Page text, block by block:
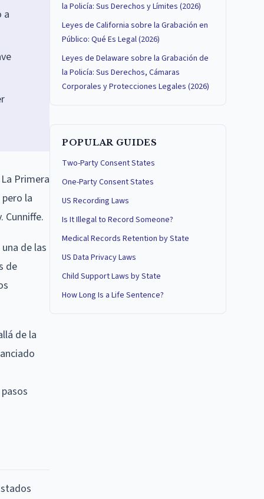
a
Primera
la
Cunniffe.
de las
de
de la
la Policía: Sus Derechos y Límites (2026)
Leyes de California sobre la Grabación en
Público: Qué Es Legal (2026)
Leyes de Delaware sobre la Grabación de
la Policía: Sus Derechos, Cámaras
Corporales y Protecciones Legales (2026)
POPULAR GUIDES
Two-Party Consent States
One-Party Consent States
US Recording Laws
Is It Illegal to Record Someone?
Medical Records Retention by State
US Data Privacy Laws
Child Support Laws by State
How Long Is a Life Sentence?